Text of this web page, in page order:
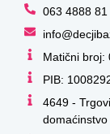
063 4888 81
Matični broj:
PIB:
4649 -
domaćinstvo